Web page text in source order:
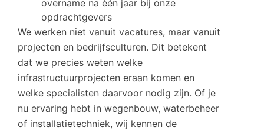
overname na één jaar bij onze
opdrachtgevers
We werken niet vanuit vacatures, maar vanuit
projecten en bedrijfsculturen. Dit betekent
dat we precies weten welke
infrastructuurprojecten eraan komen en
welke specialisten daarvoor nodig zijn. Of je
nu ervaring hebt in wegenbouw, waterbeheer
of installatietechniek, wij kennen de